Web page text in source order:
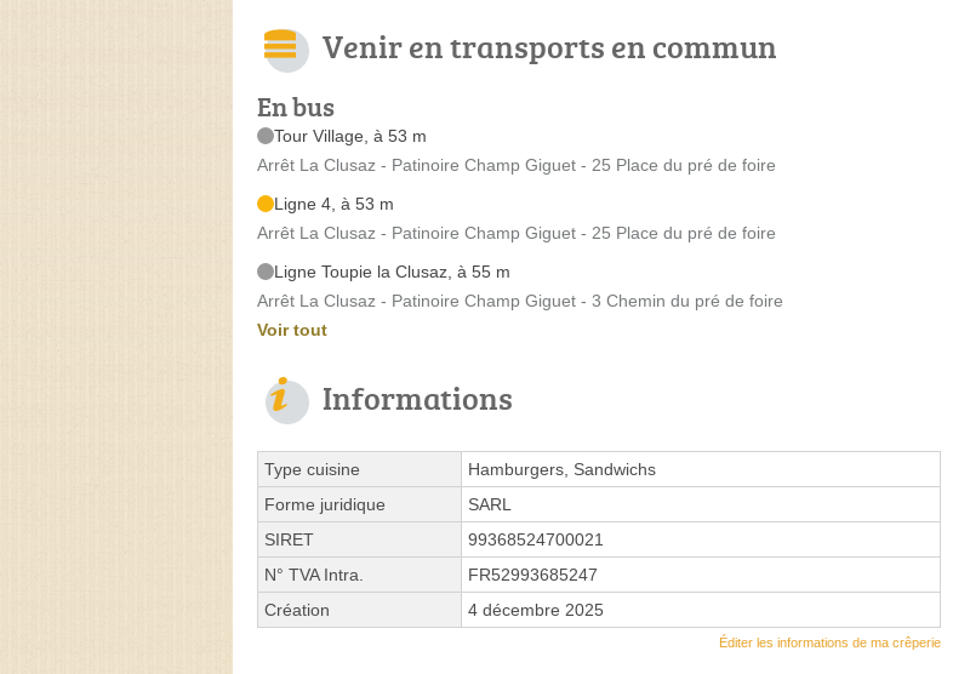
Venir en transports en commun
En bus
Tour Village, à 53 m
Arrêt La Clusaz - Patinoire Champ Giguet - 25 Place du pré de foire
Ligne 4, à 53 m
Arrêt La Clusaz - Patinoire Champ Giguet - 25 Place du pré de foire
Ligne Toupie la Clusaz, à 55 m
Arrêt La Clusaz - Patinoire Champ Giguet - 3 Chemin du pré de foire
Voir tout
Informations
Type cuisine
Hamburgers, Sandwichs
Forme juridique
SARL
SIRET
99368524700021
N° TVA Intra.
FR52993685247
Création
4 décembre 2025
Éditer les informations de ma crêperie